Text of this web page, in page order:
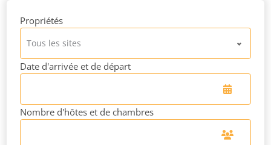
Propriétés
Tous les sites
Date d'arrivée et de départ
Nombre d'hôtes et de chambres